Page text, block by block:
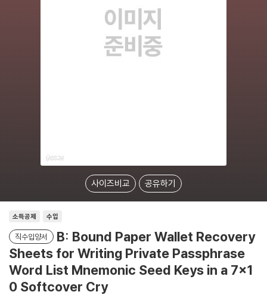
사이즈비교 공유하기
소득공제 수입
직수입양서
B: Bound Paper Wallet Recovery
Sheets for Writing Private Passphrase
Word List Mnemonic Seed Keys in a 7x1
0 Softcover Cry